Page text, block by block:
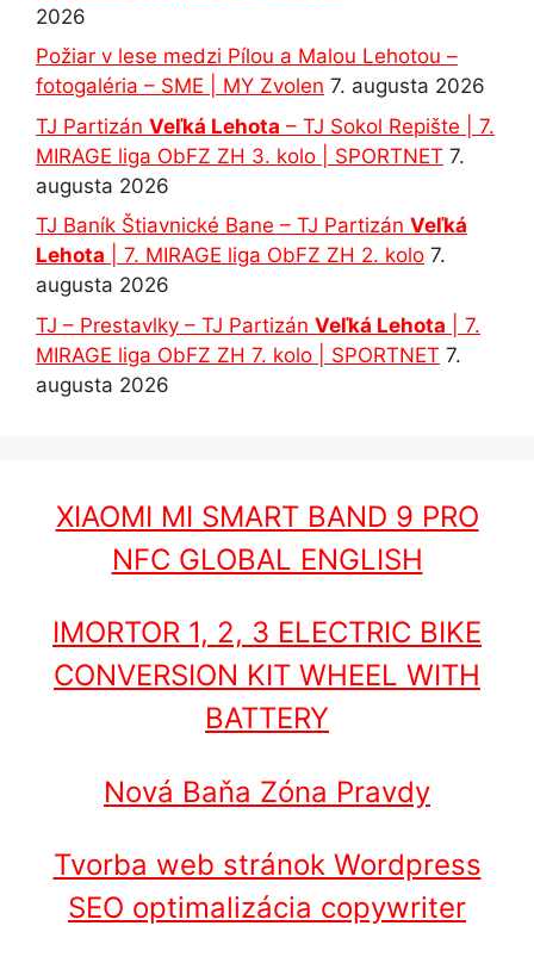
2026
Požiar v lese medzi Pílou a Malou Lehotou –
fotogaléria – SME | MY Zvolen 7. augusta 2026
TJ Partizán Veľká Lehota – TJ Sokol Repište | 7.
MIRAGE liga ObFZ ZH 3. kolo | SPORTNET 7.
augusta 2026
TJ Baník Štiavnické Bane – TJ Partizán Veľká
Lehota | 7. MIRAGE liga ObFZ ZH 2. kolo 7.
augusta 2026
TJ – Prestavlky – TJ Partizán Veľká Lehota | 7.
MIRAGE liga ObFZ ZH 7. kolo | SPORTNET 7.
augusta 2026
XIAOMI MI SMART BAND 9 PRO
NFC GLOBAL ENGLISH
IMORTOR 1, 2, 3 ELECTRIC BIKE
CONVERSION KIT WHEEL WITH
BATTERY
Nová Baňa Zóna Pravdy
Tvorba web stránok Wordpress
SEO optimalizácia copywriter